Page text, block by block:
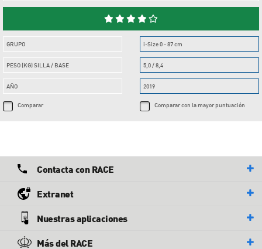
GRUPO
PESO (KG) SILLA / BASE
AÑO
Comparar
i-Size 0 - 87 cm
5,0 / 8,4
2019
Comparar con la mayor puntuación
Contacta con RACE
Extranet
Nuestras aplicaciones
Más del RACE